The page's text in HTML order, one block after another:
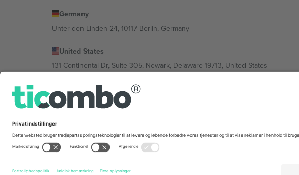
Germany
Unter den Linden 24, 10117 Berlin, Germany
United States
131 Continental Dr, Suite 305, Newark, Delaware 19713, United States
Bulgaria
Regus Sofia City West, bul Totleben 53-55, 1606 Sofia, Bulgaria
Av Chapultepec 360, Roma Norte, Cuauhtémoc, 06700 Ciudad de México,
© 2026 Ticombo. Alle rettigheder forbeholdes.